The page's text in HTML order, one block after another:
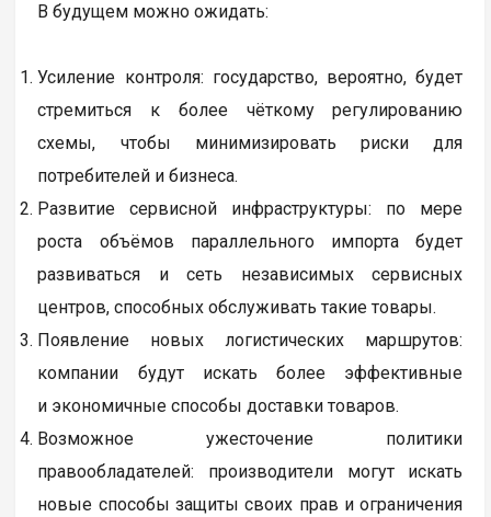
В будущем можно ожидать:
Усиление контроля: государство, вероятно, будет
стремиться к более чёткому регулированию
схемы, чтобы минимизировать риски для
потребителей и бизнеса.
Развитие сервисной инфраструктуры: по мере
роста объёмов параллельного импорта будет
развиваться и сеть независимых сервисных
центров, способных обслуживать такие товары.
Появление новых логистических маршрутов:
компании будут искать более эффективные
и экономичные способы доставки товаров.
Возможное ужесточение политики
правообладателей: производители могут искать
новые способы защиты своих прав и ограничения